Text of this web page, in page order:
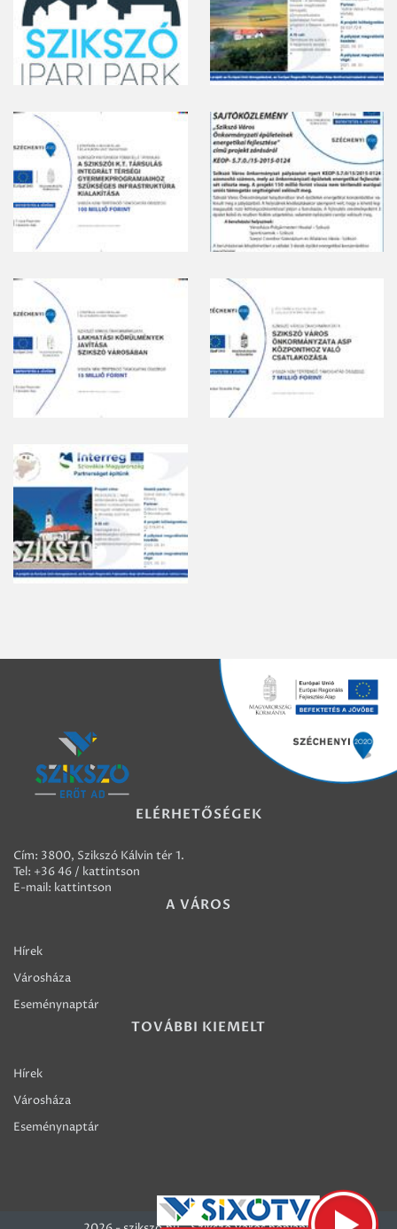
ELÉRHETŐSÉGEK
Cím: 3800, Szikszó Kálvin tér 1.
Tel: +36 46 / kattintson
E-mail: kattintson
A VÁROS
Hírek
Városháza
Eseménynaptár
TOVÁBBI KIEMELT
Hírek
Városháza
Eseménynaptár